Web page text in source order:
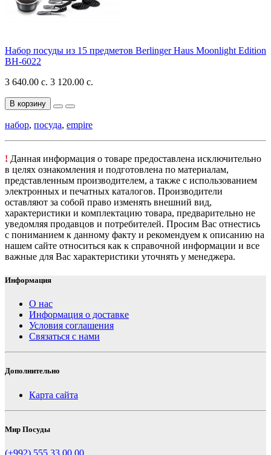
Набор посуды из 15 предметов Berlinger Haus Moonlight Edition
BH-6022
3 640.00 с. 3 120.00 с.
В корзину
набор, посуда, empire
! Данная информация о товаре предоставлена исключительно
в целях ознакомления и подготовлена по материалам,
представленным производителем, а также с использованием
электронных и печатных каталогов. Производители
оставляют за собой право изменять внешний вид,
характеристики и комплектацию товара, предварительно не
уведомляя продавцов и потребителей. Просим Вас отнестись
с пониманием к данному факту и рекомендуем к описанию на
нашем сайте относиться как к справочной информации и все
важные для Вас характеристики уточнять у менеджера.
Информация
О нас
Информация о доставке
Условия соглашения
Связаться с нами
Дополнительно
Карта сайта
Мир Посуды
(+992) 555 33 00 00